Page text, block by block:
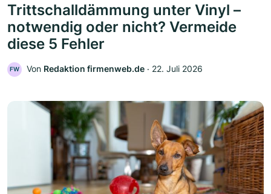
Trittschalldämmung unter Vinyl –
notwendig oder nicht? Vermeide
diese 5 Fehler
FW Von Redaktion firmenweb.de ‧ 22. Juli 2026